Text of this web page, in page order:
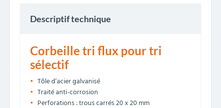
Descriptif technique
Corbeille tri flux pour tri
sélectif
Tôle d’acier galvanisé
Traité anti-corrosion
Perforations : trous carrés 20 x 20 mm